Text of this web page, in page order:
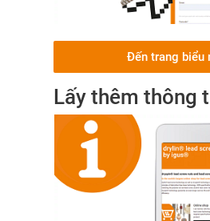
Đến trang biểu
Lấy thêm thông